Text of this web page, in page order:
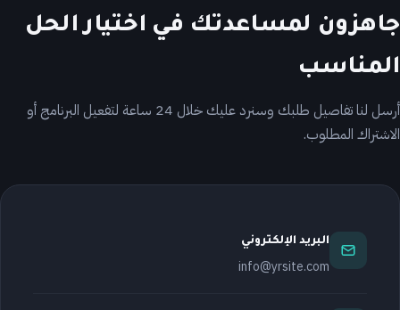
جاهزون لمساعدتك في اختيار الحل
المناسب
أرسل لنا تفاصيل طلبك وسنرد عليك خلال 24 ساعة لتفعيل البرنامج أو
الاشتراك المطلوب.
البريد الإلكتروني
info@yrsite.com